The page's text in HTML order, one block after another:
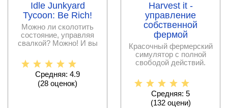
Idle Junkyard
Tycoon: Be Rich!
Можно ли сколотить
состояние, управляя
свалкой? Можно! И вы
убедиться в
Средняя: 4.9
(28 оценок)
Harvest it -
управление
собственной
фермой
Красочный фермерский
симулятор с полной
свободой действий.
Средняя: 5
(132оцени)